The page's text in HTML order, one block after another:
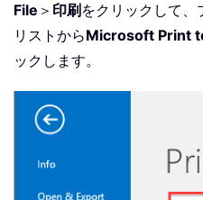
File ＞ 印刷 をクリックして
リストからMicrosoft Print
ックします。